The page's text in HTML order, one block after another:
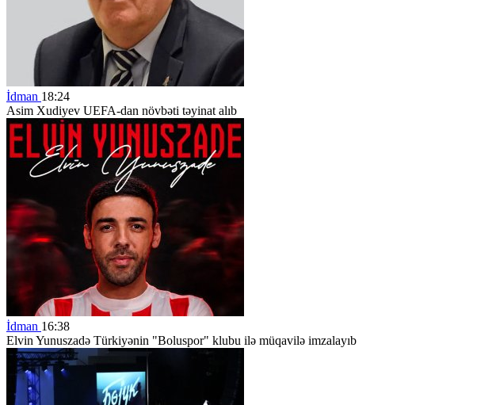
İdman 18:24
Asim Xudiyev UEFA-dan növbəti təyinat alıb
İdman 16:38
Elvin Yunuszadə Türkiyənin "Boluspor" klubu ilə müqavilə imzalayıb